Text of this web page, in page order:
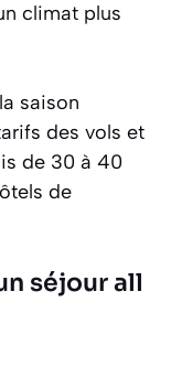
climat plus
saison
des vols et
de 30 à 40
de
séjour all